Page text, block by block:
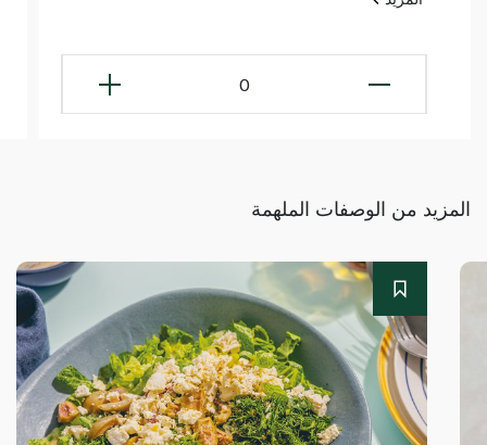
0
المزيد من الوصفات الملهمة